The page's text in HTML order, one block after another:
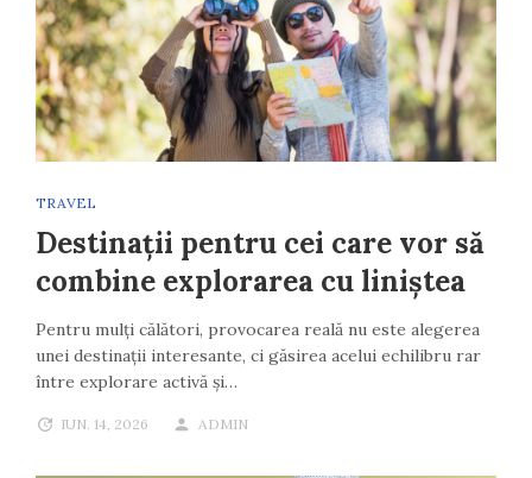
TRAVEL
Destinații pentru cei care vor să
combine explorarea cu liniștea
Pentru mulți călători, provocarea reală nu este alegerea
unei destinații interesante, ci găsirea acelui echilibru rar
între explorare activă și…
IUN. 14, 2026 ADMIN